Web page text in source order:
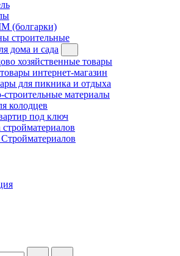
(болгарки)
строительные
дома и сада
хозяйственные товары
интернет-магазин
для пикника и отдыха
строительные материалы
колодцев
под ключ
стройматериалов